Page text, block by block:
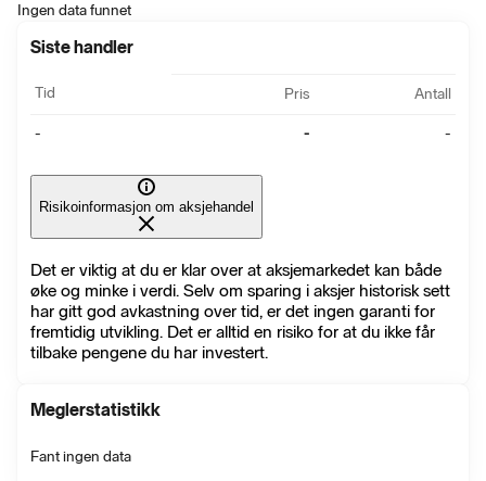
Ingen data funnet
Siste handler
Tid Pris Antall
- - -
Risikoinformasjon om aksjehandel
Det er viktig at du er klar over at aksjemarkedet kan både
øke og minke i verdi. Selv om sparing i aksjer historisk sett
har gitt god avkastning over tid, er det ingen garanti for
fremtidig utvikling. Det er alltid en risiko for at du ikke får
tilbake pengene du har investert.
Meglerstatistikk
Fant ingen data